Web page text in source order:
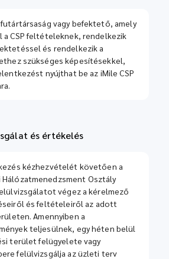
futártársaság vagy befektető, amely
a CSP feltételeknek, rendelkezik
és rendelkezik a
szükséges képesítésekkel,
nyújthat be az iMile CSP
és értékelés
kézhezvételét követően a
Hálózatmenedzsment Osztály
végez a kérelmező
és feltételeiről az adott
Amennyiben a
teljesülnek, egy héten belül
terület felügyelete vagy
felülvizsgálja az üzleti terv